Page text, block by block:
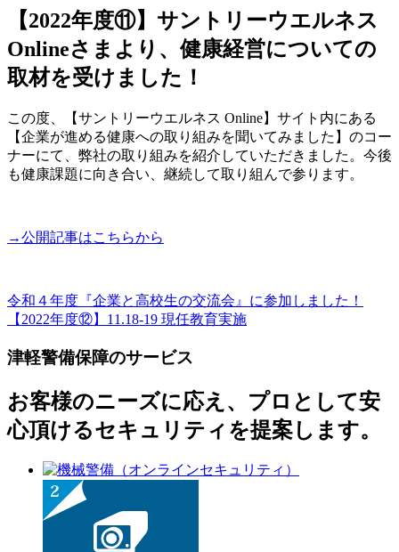
【2022年度⑪】サントリーウエルネス
Onlineさまより、健康経営についての
取材を受けました！
この度、【サントリーウエルネス Online】サイト内にある
【企業が進める健康への取り組みを聞いてみました】のコー
ナーにて、弊社の取り組みを紹介していただきました。今後
も健康課題に向き合い、継続して取り組んで参ります。
→公開記事はこちらから
投
稿
ナ
ビ
ゲ
ー
前
の
事
令和４年度『企業と高校生の交流会』に参加しました！
次
記
【2022年度⑫】11.18-19 現任教育実施
津軽警備保障のサービス
お客様のニーズに応え、プロとして安
心頂けるセキュリティを提案します。